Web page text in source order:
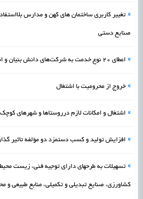
» تغییر کاربری ساختمان های کهن و مدارس
صنایع دستی
» اعطای ۲۰ نوع خدمت به شرکت‌های دانش بنیان و اشتغال
» خروج از محرومیت با اشتغال
» اشتغال و امکانات لازم درروستاها و شهرهای
» افزایش تولید و کسب دستمزد دو مؤلفه تاثیر
» تسهیلات به طرحهای دارای توجیه فنی، زیست
کشاورزی، صنایع تبدیلی و تکمیلی، منابع طبیعی